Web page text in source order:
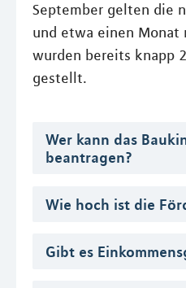
September gelten die
und etwa einen Monat
wurden bereits knapp
gestellt.
Wer kann das
beantragen?
Wie hoch ist die
Gibt es